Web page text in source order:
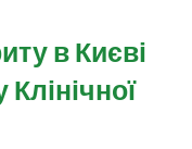
в Києві